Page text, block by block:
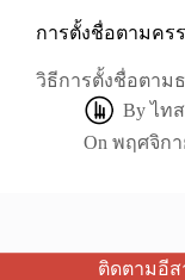
การตั้งชื่อตามคร
วิธีการตั้งชื่อตาม
By ไท
On พฤศจิกา
ติดตามอีส